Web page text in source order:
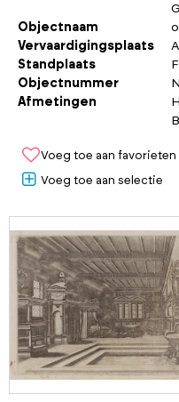
Objectnaam
Vervaardigingsplaats
Standplaats
Objectnummer
Afmetingen
Voeg toe aan favorieten
Voeg toe aan selectie